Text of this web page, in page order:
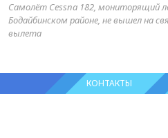
Самолёт Cessna 182, мониторящий
Бодайбинском районе, не вышел на
вылета
КОНТАКТЫ